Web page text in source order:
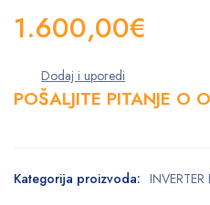
1.600,00€
POŠALJITE PITANJE O
Kategorija proizvoda: INVERTER